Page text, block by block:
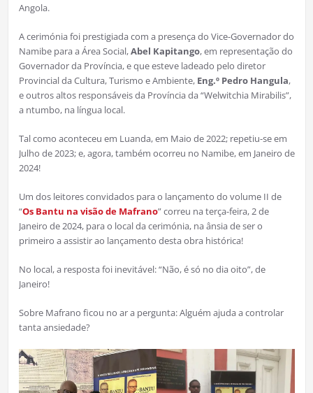
Angola.
A cerimónia foi prestigiada com a presença do Vice-Governador do
Namibe para a Área Social,Abel Kapitango, em representação do
Governador da Província, e que esteve ladeado pelo diretor
Provincial da Cultura, Turismo e Ambiente, Eng.º Pedro Hangula,
e outros altos responsáveis da Província da “Welwitchia Mirabilis”,
a ntumbo, na língua local.
Tal como aconteceu em Luanda, em Maio de 2022; repetiu-se em
Julho de 2023; e, agora, também ocorreu no Namibe, em Janeiro de
2024!
Um dos leitores convidados para o lançamento do volume II de
“Os Bantu na visão de Mafrano” correu na terça-feira, 2 de
Janeiro de 2024, para o local da cerimónia, na ânsia de ser o
primeiro a assistir ao lançamento desta obra histórica!
No local, a resposta foi inevitável: “Não, é só no dia oito”, de
Janeiro!
Sobre Mafrano ficou no ar a pergunta: Alguém ajuda a controlar
tanta ansiedade?